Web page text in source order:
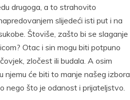
drugoga, a to strahovito
slijedeći isti put i na
Štoviše, zašto bi se slaganje
Otac i sin mogu biti potpuno
zločest ili budala. A osim
njemu će biti to manje našeg izbora
nego što je odanost i prijateljstvo.